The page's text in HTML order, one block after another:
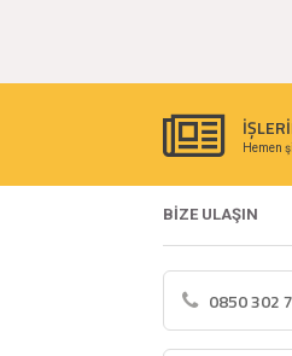
Hemen
BİZE ULAŞIN
0850 302